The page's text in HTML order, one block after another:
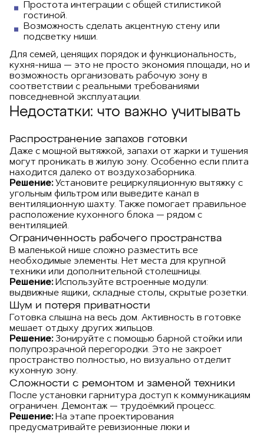
Простота интеграции с общей стилистикой
гостиной.
Возможность сделать акцентную стену или
подсветку ниши.
Для семей, ценящих порядок и функциональность,
кухня-ниша — это не просто экономия площади, но и
возможность организовать рабочую зону в
соответствии с реальными требованиями
повседневной эксплуатации.
Недостатки: что важно учитывать
Распространение запахов готовки
Даже с мощной вытяжкой, запахи от жарки и тушения
могут проникать в жилую зону. Особенно если плита
находится далеко от воздухозаборника.
Решение:Установите рециркуляционную вытяжку с
угольным фильтром или выведите канал в
вентиляционную шахту. Также помогает правильное
расположение кухонного блока — рядом с
вентиляцией.
Ограниченность рабочего пространства
В маленькой нише сложно разместить все
необходимые элементы. Нет места для крупной
техники или дополнительной столешницы.
Решение:Используйте встроенные модули:
выдвижные ящики, складные столы, скрытые розетки.
Шум и потеря приватности
Готовка слышна на весь дом. Активность в готовке
мешает отдыху других жильцов.
Решение:Зонируйте с помощью барной стойки или
полупрозрачной перегородки. Это не закроет
пространство полностью, но визуально отделит
кухонную зону.
Сложности с ремонтом и заменой техники
После установки гарнитура доступ к коммуникациям
ограничен. Демонтаж — трудоёмкий процесс.
Решение:На этапе проектирования
предусматривайте ревизионные люки и